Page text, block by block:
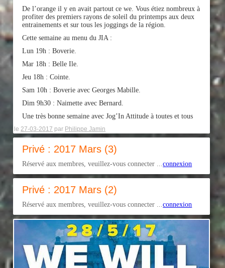
De l’orange il y en avait partout ce we. Vous étiez nombreux à
profiter des premiers rayons de soleil du printemps aux deux
entrainements et sur tous les joggings de la région.
Cette semaine au menu du JIA :
Lun 19h : Boverie.
Mar 18h : Belle Ile.
Jeu 18h : Cointe.
Sam 10h : Boverie avec Georges Mabille.
Dim 9h30 : Naimette avec Bernard.
Une très bonne semaine avec Jog’In Attitude à toutes et tous
le27-03-2017 par Philippe Jamin
Privé : 2017 Mars (3)
Réservé aux membres, veuillez-vous connecter ...connexion
Privé : 2017 Mars (2)
Réservé aux membres, veuillez-vous connecter ...connexion